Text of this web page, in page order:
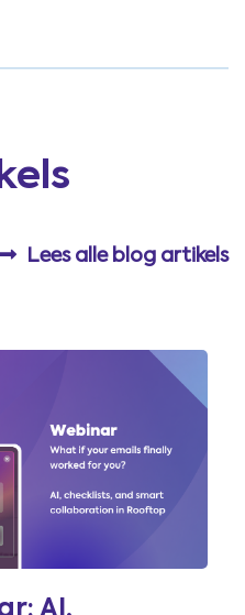
Lees alle blog artikels
AI,